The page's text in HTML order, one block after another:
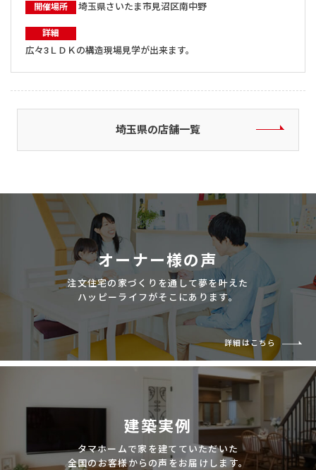
開催場所 埼玉県さいたま市見沼区南中野
詳細
広々3ＬＤＫの構造現場見学が出来ます。
埼玉県の店舗一覧
オーナー様の声
注文住宅の家づくりを通して夢を叶えた
ハッピーライフがそこにあります。
詳細はこちら
建築実例
タマホームで家を建てていただいた
全国のお客様からの声をお届けします。